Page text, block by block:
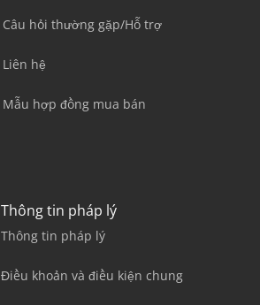
Câu hỏi thường gặp/Hỗ trợ
Liên hệ
Mẫu hợp đồng mua bán
Thông tin pháp lý
Thông tin pháp lý
Điều khoản và điều kiện chung